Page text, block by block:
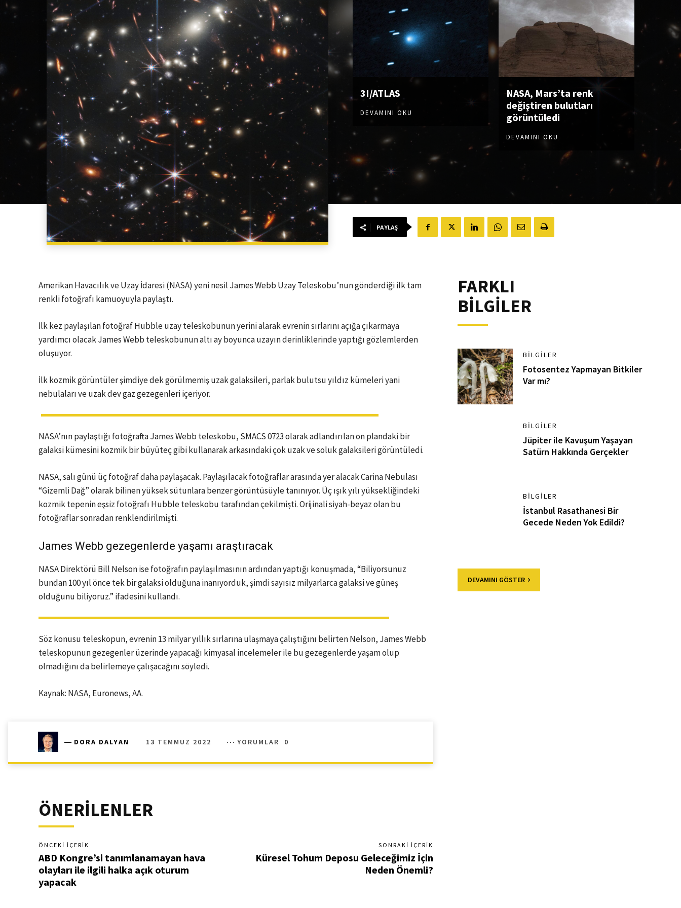
3I/ATLAS
DEVAMINI OKU
NASA, Mars’ta renk
değiştiren bulutları
görüntüledi
DEVAMINI OKU
PAYLAŞ
Amerikan Havacılık ve Uzay İdaresi (NASA) yeni nesil James Webb Uzay Teleskobu’nun gönderdiği ilk tam
renkli fotoğrafı kamuoyuyla paylaştı.
İlk kez paylaşılan fotoğraf Hubble uzay teleskobunun yerini alarak evrenin sırlarını açığa çıkarmaya
yardımcı olacak James Webb teleskobunun altı ay boyunca uzayın derinliklerinde yaptığı gözlemlerden
oluşuyor.
İlk kozmik görüntüler şimdiye dek görülmemiş uzak galaksileri, parlak bulutsu yıldız kümeleri yani
nebulaları ve uzak dev gaz gezegenleri içeriyor.
NASA’nın paylaştığı fotoğrafta James Webb teleskobu, SMACS 0723 olarak adlandırılan ön plandaki bir
galaksi kümesini kozmik bir büyüteç gibi kullanarak arkasındaki çok uzak ve soluk galaksileri görüntüledi.
NASA, salı günü üç fotoğraf daha paylaşacak. Paylaşılacak fotoğraflar arasında yer alacak Carina Nebulası
“Gizemli Dağ” olarak bilinen yüksek sütunlara benzer görüntüsüyle tanınıyor. Üç ışık yılı yüksekliğindeki
kozmik tepenin eşsiz fotoğrafı Hubble teleskobu tarafından çekilmişti. Orijinali siyah-beyaz olan bu
fotoğraflar sonradan renklendirilmişti.
James Webb gezegenlerde yaşamı araştıracak
NASA Direktörü Bill Nelson ise fotoğrafın paylaşılmasının ardından yaptığı konuşmada, “Biliyorsunuz
bundan 100 yıl önce tek bir galaksi olduğuna inanıyorduk, şimdi sayısız milyarlarca galaksi ve güneş
olduğunu biliyoruz.” ifadesini kullandı.
Söz konusu teleskopun, evrenin 13 milyar yıllık sırlarına ulaşmaya çalıştığını belirten Nelson, James Webb
teleskopunun gezegenler üzerinde yapacağı kimyasal incelemeler ile bu gezegenlerde yaşam olup
olmadığını da belirlemeye çalışacağını söyledi.
Kaynak: NASA, Euronews, AA.
― DORA DALYAN 13 TEMMUZ 2022 YORUMLAR 0
ÖNERİLENLER
ÖNCEKI İÇERIK
ABD Kongre’si tanımlanamayan hava
olayları ile ilgili halka açık oturum
yapacak
SONRAKI İÇERIK
Küresel Tohum Deposu Geleceğimiz İçin
Neden Önemli?
FARKLI
BİLGİLER
BILGILER
Fotosentez Yapmayan Bitkiler
Var mı?
BILGILER
Jüpiter ile Kavuşum Yaşayan
Satürn Hakkında Gerçekler
BILGILER
İstanbul Rasathanesi Bir
Gecede Neden Yok Edildi?
DEVAMINI GÖSTER